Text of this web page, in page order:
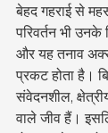
बेहद गहराई से
परिवर्तन भी
और यह तनाव
प्रकट होता है।
संवेदनशील,
वाले जीव हैं।